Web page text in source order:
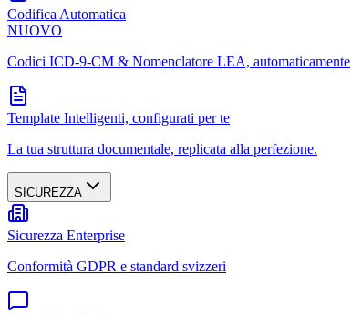
Codifica Automatica
NUOVO
Codici ICD-9-CM & Nomenclatore LEA, automaticamente
Template Intelligenti, configurati per te
La tua struttura documentale, replicata alla perfezione.
SICUREZZA
Sicurezza Enterprise
Conformità GDPR e standard svizzeri